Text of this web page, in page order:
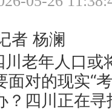
者 杨澜
川老年人口
面对的现实“
？四川正在